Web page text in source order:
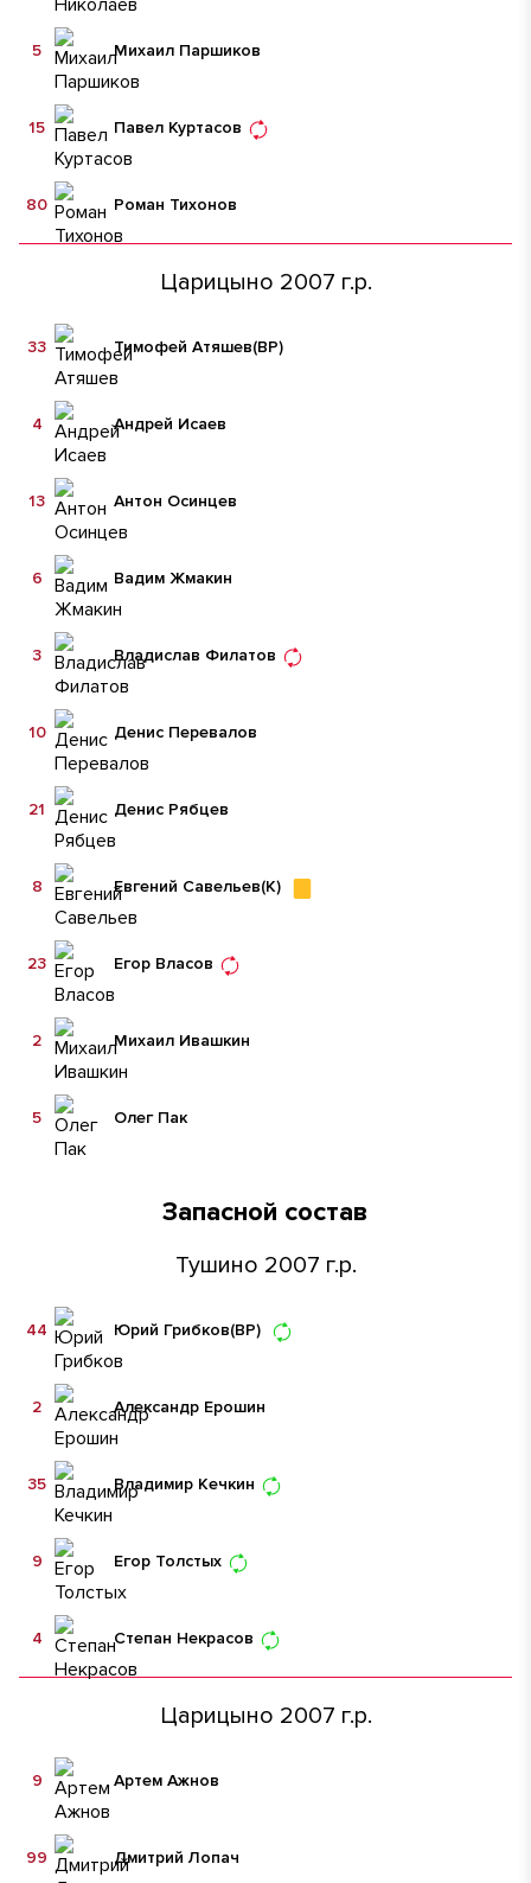
Михаил Паршиков
5
Павел Куртасов
15
Роман Тихонов
80
Царицыно 2007 г.р.
Тимофей Атяшев(ВР)
33
Андрей Исаев
4
Антон Осинцев
13
Вадим Жмакин
6
Владислав Филатов
3
Денис Перевалов
10
Денис Рябцев
21
Евгений Савельев(К)
8
Егор Власов
23
Михаил Ивашкин
2
Олег Пак
5
Запасной состав
Тушино 2007 г.р.
Юрий Грибков(ВР)
44
Александр Ерошин
2
Владимир Кечкин
35
Егор Толстых
9
Степан Некрасов
4
Царицыно 2007 г.р.
Артем Ажнов
9
Дмитрий Лопач
99